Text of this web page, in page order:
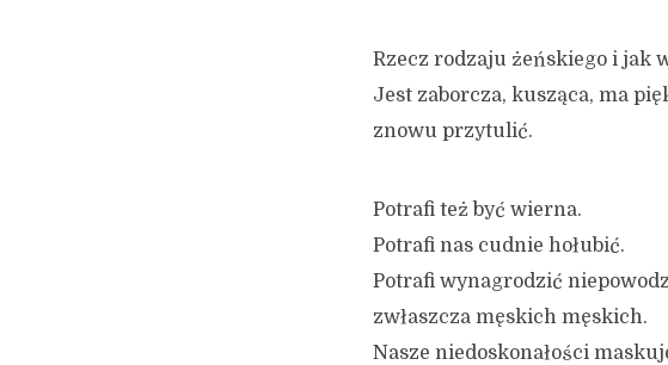
Rzecz rodzaju żeńskiego i jak
Jest zaborcza, kusząca, ma
znowu przytulić.
Potrafi też być wierna.
Potrafi nas cudnie hołubić.
Potrafi wynagrodzić
zwłaszcza męskich męskich.
Nasze niedoskonałości